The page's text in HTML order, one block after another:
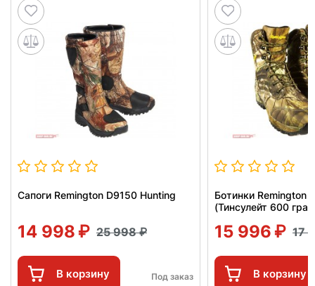
Сапоги Remington D9150 Hunting
14 998 25 998
В корзину Под заказ
Ботинки Remington
(Тинсулейт 600
15 996 17
В корзину